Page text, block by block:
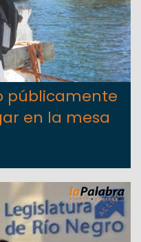
públicamente
en la mesa